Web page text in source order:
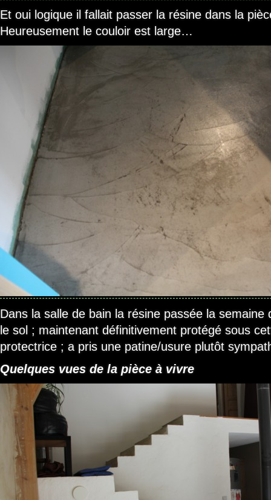
Et oui logique il fallait passer la résine dans la
Heureusement le couloir est large…
Dans la salle de bain la résine passée la semaine
le sol ; maintenant définitivement protégé sous
protectrice ; a pris une patine/usure plutôt
Quelques vues de la pièce à vivre